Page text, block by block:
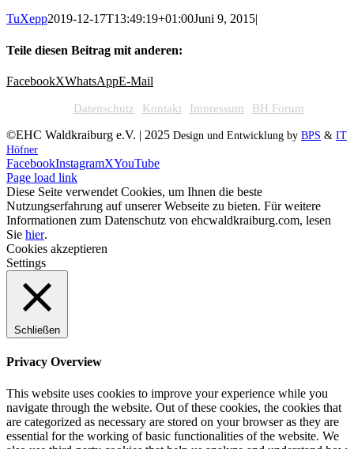
TuXepp2019-12-17T13:49:19+01:00Juni 9, 2015|
Teile diesen Beitrag mit anderen:
FacebookXWhatsAppE-Mail
Datenschutz Kontakt Impressum BH Forum
©EHC Waldkraiburg e.V. | 2025 Design und Entwicklung by BPS & IT
Höfner
FacebookInstagramXYouTube
Page load link
Diese Seite verwendet Cookies, um Ihnen die beste
Nutzungserfahrung auf unserer Webseite zu bieten. Für weitere
Informationen zum Datenschutz von ehcwaldkraiburg.com, lesen
Sie hier.
Cookies akzeptieren
Settings
Schließen
Privacy Overview
This website uses cookies to improve your experience while you
navigate through the website. Out of these cookies, the cookies that
are categorized as necessary are stored on your browser as they are
essential for the working of basic functionalities of the website. We